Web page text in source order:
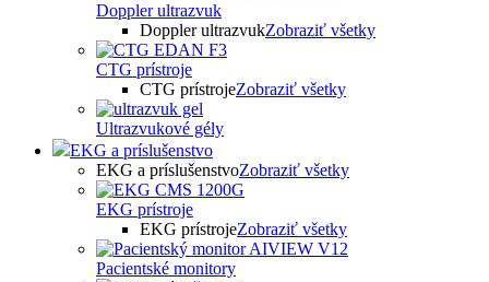
Doppler ultrazvuk
Doppler ultrazvukZobraziť všetky
CTG prístroje
CTG prístrojeZobraziť všetky
Ultrazvukové gély
EKG a príslušenstvo
EKG a príslušenstvoZobraziť všetky
EKG prístroje
EKG prístrojeZobraziť všetky
Pacientské monitory